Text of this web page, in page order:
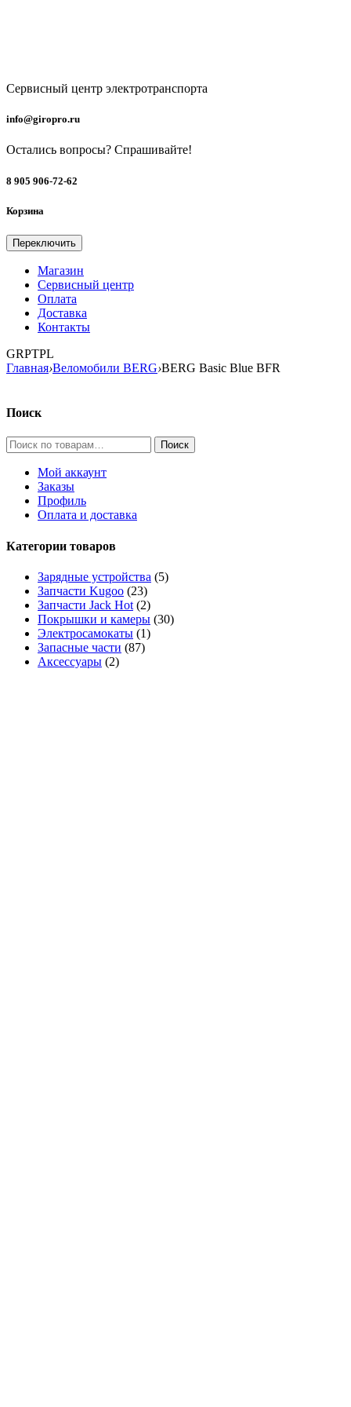
Сервисный центр электротранспорта
info@giropro.ru
Остались вопросы? Cпрашивайте!
8 905 906-72-62
Корзина
Переключить
Магазин
Сервисный центр
Оплата
Доставка
Контакты
GRPTPL
Главная›Веломобили BERG›BERG Basic Blue BFR
Поиск
Искать:
Мой аккаунт
Заказы
Профиль
Оплата и доставка
Категории товаров
Зарядные устройства (5)
Запчасти Kugoo (23)
Запчасти Jack Hot (2)
Покрышки и камеры (30)
Электросамокаты (1)
Запасные части (87)
Аксессуары (2)